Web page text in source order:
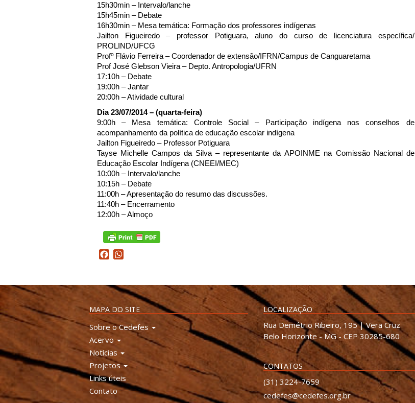
15h30min – Intervalo/lanche
15h45min – Debate
16h30min – Mesa temática: Formação dos professores indígenas
Jailton Figueiredo – professor Potiguara, aluno do curso de licenciatura específica/
PROLIND/UFCG
Profº Flávio Ferreira – Coordenador de extensão/IFRN/Campus de Canguaretama
Prof José Glebson Vieira – Depto. Antropologia/UFRN
17:10h – Debate
19:00h – Jantar
20:00h – Atividade cultural
Dia 23/07/2014 – (quarta-feira)
9:00h – Mesa temática: Controle Social – Participação indígena nos conselhos de
acompanhamento da política de educação escolar indígena
Jailton Figueiredo – Professor Potiguara
Tayse Michelle Campos da Silva – representante da APOINME na Comissão Nacional de
Educação Escolar Indígena (CNEEI/MEC)
10:00h – Intervalo/lanche
10:15h – Debate
11:00h – Apresentação do resumo das discussões.
11:40h – Encerramento
12:00h – Almoço
Facebook
MAPA DO SITE
Sobre o Cedefes
Acervo
Notícias
Projetos
Links úteis
Contato
LOCALIZAÇÃO
Rua Demétrio Ribeiro, 195 | Vera Cruz
Belo Horizonte - MG - CEP 30285-680
CONTATOS
(31) 3224-7659
cedefes@cedefes.org.br